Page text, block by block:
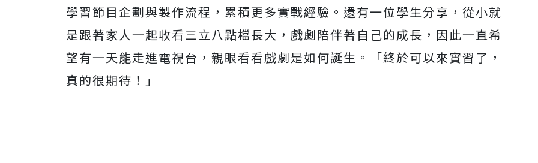
學習節目企劃與製作流程，累積更多實戰經驗。還有一位學生分享，從小就
是跟著家人一起收看三立八點檔長大，戲劇陪伴著自己的成長，因此一直希
望有一天能走進電視台，親眼看看戲劇是如何誕生。「終於可以來實習了，
真的很期待！」